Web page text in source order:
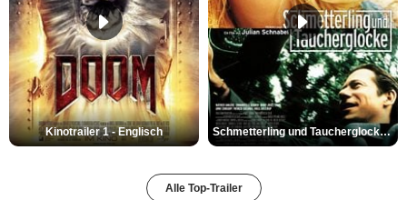
Kinotrailer 1 - Englisch Schmetterling und Taucherglocke Trailer DF
Alle Top-Trailer